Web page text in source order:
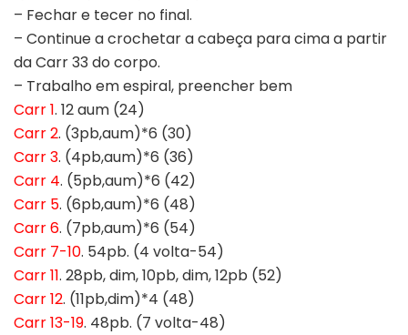
– Fechar e tecer no final.
– Continue a crochetar a cabeça para cima a partir
da Carr 33 do corpo.
– Trabalho em espiral, preencher bem
Carr 1. 12 aum (24)
Carr 2. (3pb,aum)*6 (30)
Carr 3. (4pb,aum)*6 (36)
Carr 4. (5pb,aum)*6 (42)
Carr 5. (6pb,aum)*6 (48)
Carr 6. (7pb,aum)*6 (54)
Carr 7-10. 54pb. (4 volta-54)
Carr 11. 28pb, dim, 10pb, dim, 12pb (52)
Carr 12. (11pb,dim)*4 (48)
Carr 13-19. 48pb. (7 volta-48)